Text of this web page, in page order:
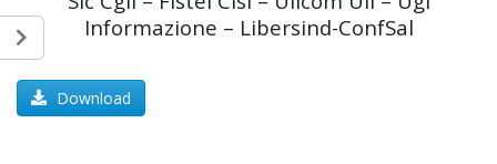
Informazione – Libersind-ConfSal
Download